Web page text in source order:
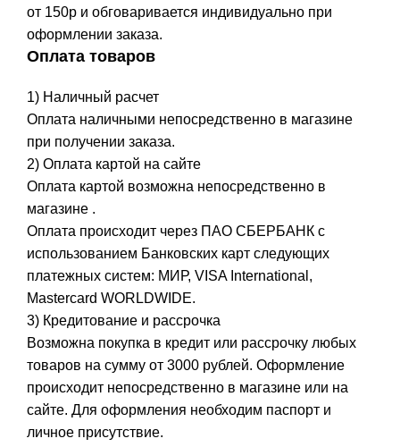
от 150р и обговаривается индивидуально при
оформлении заказа.
Оплата товаров
1) Наличный расчет
Оплата наличными непосредственно в магазине
при получении заказа.
2) Оплата картой на сайте
Оплата картой возможна непосредственно в
магазине .
Оплата происходит через ПАО СБЕРБАНК с
использованием Банковских карт следующих
платежных систем: МИР, VISA International,
Mastercard WORLDWIDE.
3) Кредитование и рассрочка
Возможна покупка в кредит или рассрочку любых
товаров на сумму от 3000 рублей. Оформление
происходит непосредственно в магазине или на
сайте. Для оформления необходим паспорт и
личное присутствие.